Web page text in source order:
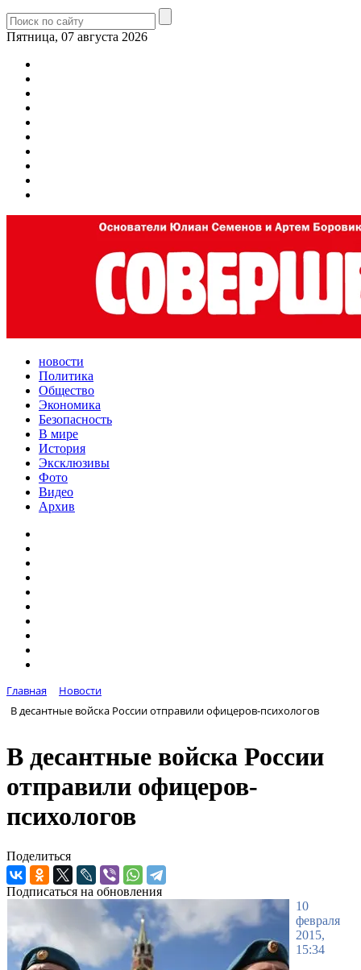
Пятница, 07 августа 2026
новости
Политика
Общество
Экономика
Безопасность
В мире
История
Эксклюзивы
Фото
Видео
Архив
Главная
Новости
В десантные войска России отправили офицеров-психологов
В десантные войска России
отправили офицеров-
психологов
Поделиться
Подписаться на обновления
10
февраля
2015,
15:34